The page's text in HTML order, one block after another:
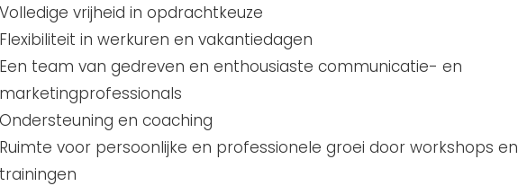
Volledige vrijheid in opdrachtkeuze
Flexibiliteit in werkuren en vakantiedagen
Een team van gedreven en enthousiaste communicatie- en
marketingprofessionals
Ondersteuning en coaching
Ruimte voor persoonlijke en professionele groei door workshops en
trainingen